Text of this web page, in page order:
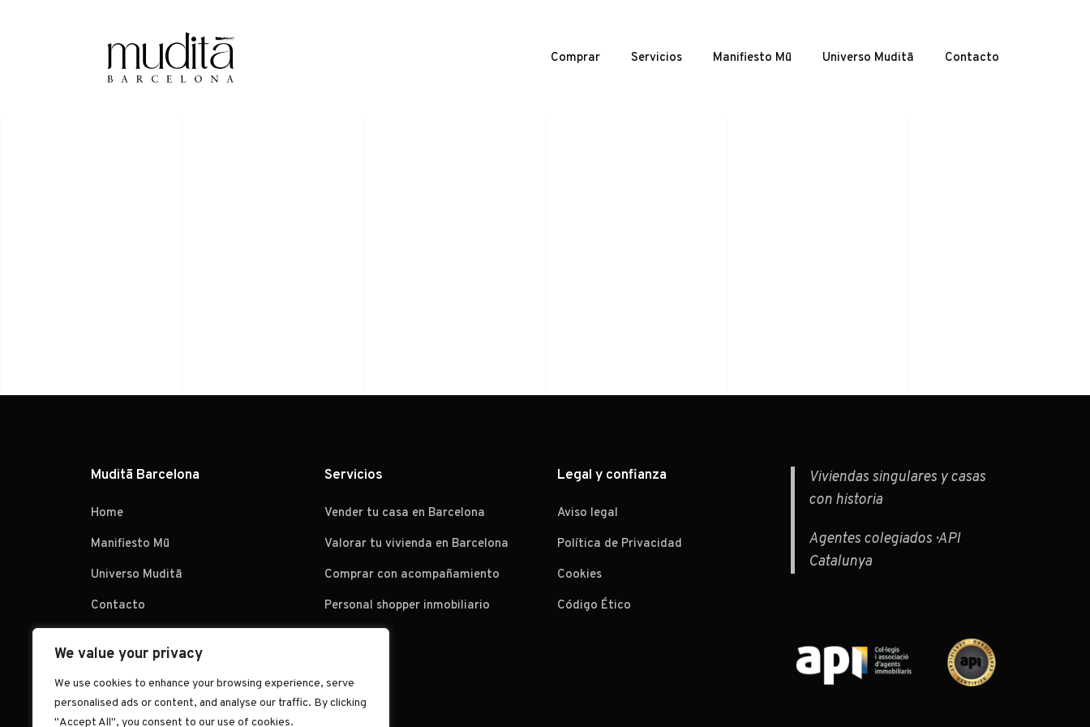
We value your privacy
We use cookies to enhance your browsing experience, serve
personalised ads or content, and analyse our traffic. By clicking
"Accept All", you consent to our use of cookies.
Comprar Servicios Manifiesto Mū Universo Muditā Contacto
Muditā Barcelona
Home
Manifiesto Mū
Universo Muditā
Contacto
Servicios
Vender tu casa en Barcelona
Valorar tu vivienda en Barcelona
Comprar con acompañamiento
Personal shopper inmobiliario
Legal y confianza
Aviso legal
Política de Privacidad
Cookies
Código Ético
Viviendas singulares y casas
con historia
Agentes colegiados · API
Catalunya